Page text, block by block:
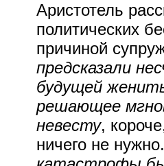
Аристотель
политических
причиной
предсказали
будущей
решающее
невесту,
ничего не